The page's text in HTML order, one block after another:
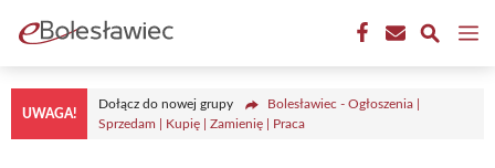
treści
UWAGA!
Dołącz do nowej grupy
Bolesławiec - Ogłoszenia |
Sprzedam | Kupię | Zamienię | Praca